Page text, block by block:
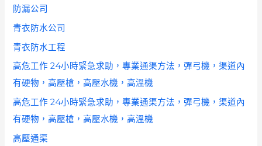
防漏公司
青衣防水公司
青衣防水工程
高危工作 24小時緊急求助，專業通渠方法，彈弓機，渠道內
有硬物，高壓槍，高壓水機，高溫機
高危工作 24小時緊急求助，專業通渠方法，彈弓機，渠道內
有硬物，高壓槍，高壓水機，高溫機
高壓通渠